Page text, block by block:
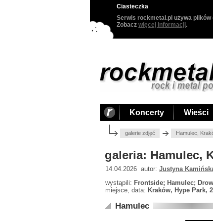
Ciasteczka
Serwis rockmetal.pl używa
Zobacz więcej informacji.
Koncerty Wieści
galerie zdjęć Hamulec,
galeria: Hamulec,
14.04.2026 autor: Justyna
wystąpili: Frontside; Hamulec;
miejsce, data: Kraków, Hype Park,
Hamulec